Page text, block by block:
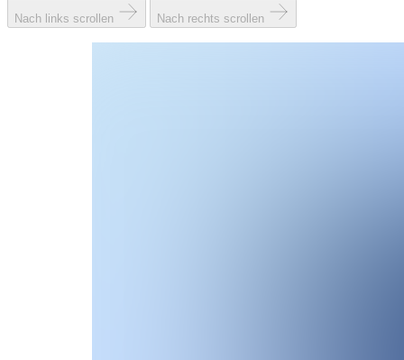
Nach links scrollen Nach rechts scrollen